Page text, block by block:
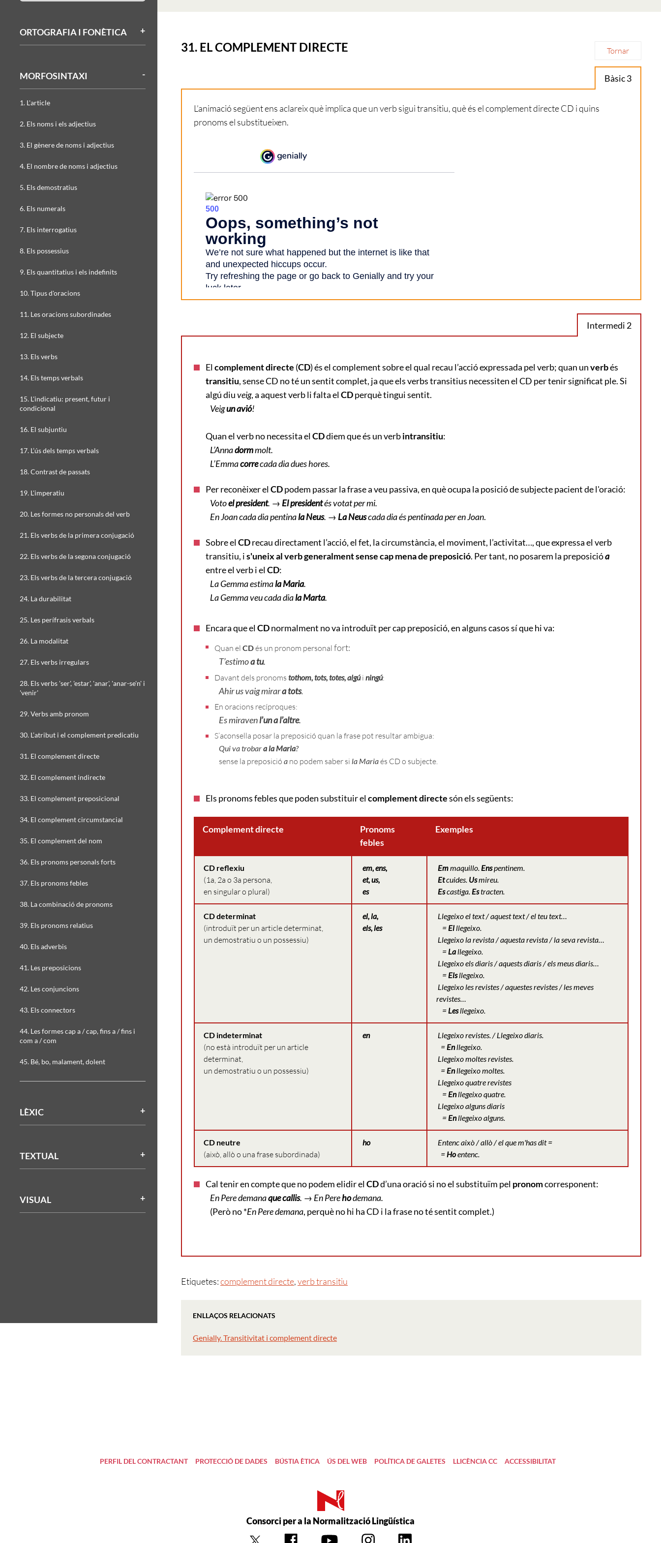
Tornar
31. EL COMPLEMENT DIRECTE
Bàsic 3
L’animació següent ens aclareix què implica que un verb sigui transitiu, què és el complement directe CD i quins
pronoms el substitueixen.
Intermedi 2
Elcomplement directe (CD) és el complement sobre el qual recau l’acció expressada pel verb; quan unverbés
transitiu, sense CD no té un sentit complet, ja que els verbs transitius necessiten el CD per tenir significat ple. Si
algú diuveig, a aquest verb li falta elCDperquè tingui sentit.
Veigun avió!
Quan el verb no necessita elCDdiem que és un verbintransitiu:
L’Annadormmolt.
L’Emmacorrecada dia dues hores.
Per reconèixer elCDpodem passar la frase a veu passiva, en què ocupa la posició de subjecte pacient de l'oració:
Votoel president. → El presidentés votat per mi.
En Joan cada dia pentinala Neus. → La Neuscada dia és pentinada per en Joan.
Sobre elCDrecau directament l’acció, el fet, la circumstància, el moviment, l’activitat…, que expressa el verb
transitiu, is'uneix al verb generalment sense cap mena de preposició. Per tant, no posarem la preposicióa
entre el verb i elCD:
La Gemma estimala Maria.
La Gemma veu cada diala Marta.
Encara que elCDnormalment no va introduït per cap preposició, en alguns casos sí que hi va:
Quan el CDés un pronom personal fort:
T’estimoa tu.
Davant dels pronoms tothom, tots, totes, algúi ningú:
Ahir us vaig mirara tots.
En oracions recíproques:
Es miravenl’un a l’altre.
S’aconsella posar la preposició quan la frase pot resultar ambigua:
Qui va trobara la Maria?
sense la preposició a no podem saber si la Mariaés CD o subjecte.
Els pronoms febles que poden substituir elcomplement directesón els següents:
Complement directe
Pronoms
febles
Exemples
CD reflexiu
(1a, 2a o 3a persona,
en singular o plural)
em, ens,
et, us,
es
Emmaquillo. Enspentinem.
Etcuides. Usmireu.
Escastiga. Estracten.
CD determinat
(introduït per un article determinat,
un demostratiu o un possessiu)
el, la,
els, les
Llegeixo el text / aquest text / el teu text…
= Elllegeixo.
Llegeixo la revista / aquesta revista / la seva revista…
= Lallegeixo.
Llegeixo els diaris / aquests diaris / elsmeus diaris…
= Elsllegeixo.
Llegeixo les revistes / aquestes revistes /les meves
revistes…
= Lesllegeixo.
CD indeterminat
(no està introduït per un article
determinat,
un demostratiu o un possessiu)
en
Llegeixo revistes. / Llegeixo diaris.
= Enllegeixo.
Llegeixo moltes revistes.
= Enllegeixo moltes.
Llegeixo quatre revistes
= Enllegeixo quatre.
Llegeixo alguns diaris
= Enllegeixo alguns.
CD neutre
(això, allò o una frase subordinada)
ho
Entenc això / allò / el que m'has dit =
= Hoentenc.
Cal tenir en compte que no podem elidir elCDd’una oració si no el substituïm pel pronomcorresponent:
En Pere demanaque callis. → En Perehodemana.
(Però no *En Pere demana, perquè no hi ha CD i la frase no té sentit complet.)
Etiquetes:complement directe,verb transitiu
ENLLAÇOS RELACIONATS
Genially. Transitivitat i complement directe
ORTOGRAFIA I FONÈTICA
MORFOSINTAXI
1. L'article
2. Els noms i els adjectius
3. El gènere de noms i adjectius
4. El nombre de noms i adjectius
5. Els demostratius
6. Els numerals
7. Els interrogatius
8. Els possessius
9. Els quantitatius i els indefinits
10. Tipus d'oracions
11. Les oracions subordinades
12. El subjecte
13. Els verbs
14. Els temps verbals
15. L'indicatiu: present, futur i
condicional
16. El subjuntiu
17. L’ús dels temps verbals
18. Contrast de passats
19. L'imperatiu
20. Les formes no personals del verb
21. Els verbs de la primera conjugació
22. Els verbs de la segona conjugació
23. Els verbs de la tercera conjugació
24. La durabilitat
25. Les perífrasis verbals
26. La modalitat
27. Els verbs irregulars
28. Els verbs 'ser', 'estar', 'anar', 'anar-se'n' i
'venir'
29. Verbs amb pronom
30. L’atribut i el complement predicatiu
31. El complement directe
32. El complement indirecte
33. El complement preposicional
34. El complement circumstancial
35. El complement del nom
36. Els pronoms personals forts
37. Els pronoms febles
38. La combinació de pronoms
39. Els pronoms relatius
40. Els adverbis
41. Les preposicions
42. Les conjuncions
43. Els connectors
44. Les formes cap a / cap, fins a / fins i
com a / com
45. Bé, bo, malament, dolent
LÈXIC
TEXTUAL
VISUAL
PERFIL DEL CONTRACTANT PROTECCIÓ DE DADES BÚSTIA ÈTICA ÚS DEL WEB POLÍTICA DE GALETES LLICÈNCIA CC ACCESSIBILITAT
Consorci per a la Normalització Lingüística